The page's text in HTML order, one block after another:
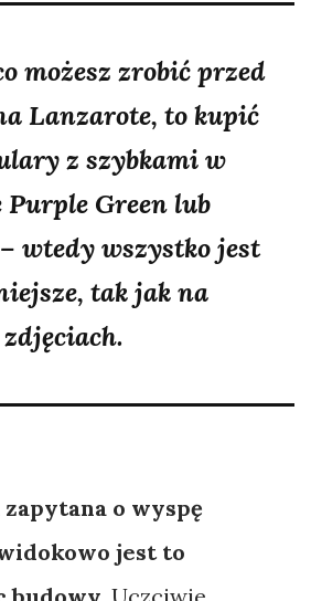
możesz zrobić przed
Lanzarote, to kupić
z szybkami w
Purple Green lub
wtedy wszystko jest
tak jak na
zdjęciach.
o wyspę
jest to